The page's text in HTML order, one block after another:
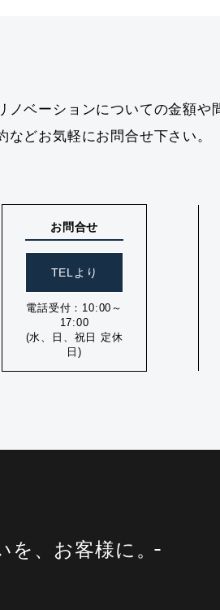
ノベーションについての金額や
などお気軽にお問合せ下さい。
お問合せ
TELより
電話受付：10:00～
17:00
(水、日、祝日 定休
日)
を、お客様に。